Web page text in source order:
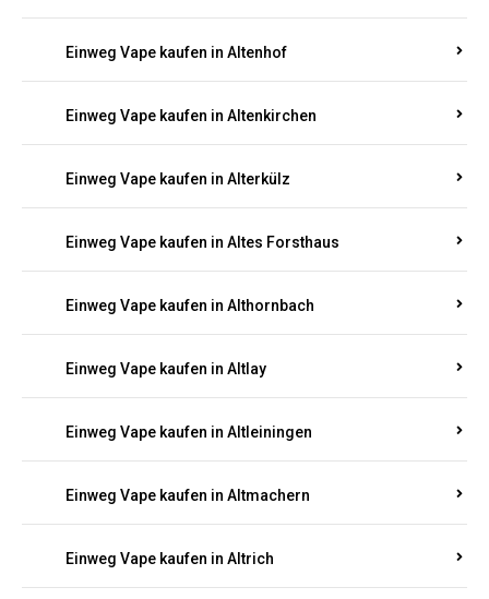
Einweg Vape kaufen in Altenhof
Einweg Vape kaufen in Altenkirchen
Einweg Vape kaufen in Alterkülz
Einweg Vape kaufen in Altes Forsthaus
Einweg Vape kaufen in Althornbach
Einweg Vape kaufen in Altlay
Einweg Vape kaufen in Altleiningen
Einweg Vape kaufen in Altmachern
Einweg Vape kaufen in Altrich